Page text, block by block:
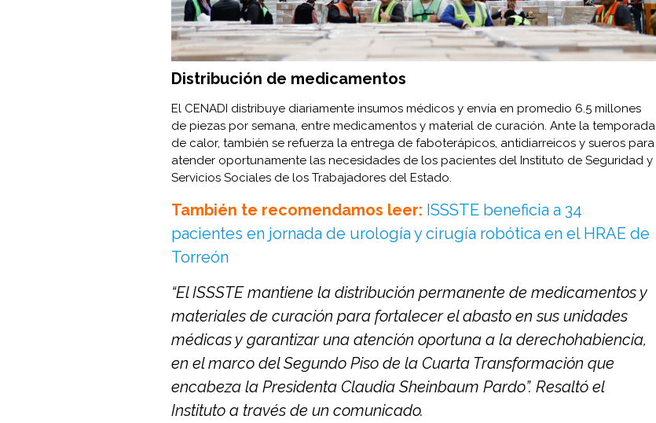
Distribución de medicamentos
El CENADI distribuye diariamente insumos médicos y envía en promedio 6.5 millones
de piezas por semana, entre medicamentos y material de curación. Ante la temporada
de calor, también se refuerza la entrega de faboterápicos, antidiarreicos y sueros para
atender oportunamente las necesidades de los pacientes del Instituto de Seguridad y
Servicios Sociales de los Trabajadores del Estado.
También te recomendamos leer: ISSSTE beneficia a 34
pacientes en jornada de urología y cirugía robótica en el HRAE de
Torreón
“El ISSSTE mantiene la distribución permanente de medicamentos y
materiales de curación para fortalecer el abasto en sus unidades
médicas y garantizar una atención oportuna a la derechohabiencia,
en el marco del Segundo Piso de la Cuarta Transformación que
encabeza la Presidenta Claudia Sheinbaum Pardo”. Resaltó el
Instituto a través de un comunicado.